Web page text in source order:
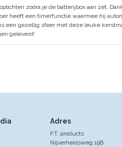
zodra je de batterijbox aan zet.
heeft een timerfunctie waarmee hij
een gezellig sfeer met deze leuke
geleverd!
Adres
F.T. products
Nijverheidsweg 19B